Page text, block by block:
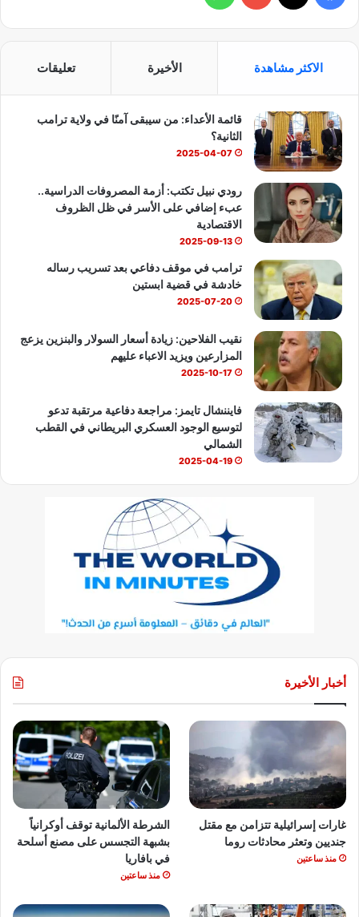
ي
و
ك
X
Y
T
u
e
ا
ا
ب
الاكثر مشاهدة الأخيرة تعليقات
قائمة الأعداء: من سيبقى آمنًا في ولاية ترامب
الثانية؟
2025-04-07
رودي نبيل تكتب: أزمة المصروفات الدراسية..
عبء إضافي على الأسر في ظل الظروف
الاقتصادية
2025-09-13
ترامب في موقف دفاعي بعد تسريب رساله
خادشة في قضية ابستين
2025-07-20
نقيب الفلاحين: زيادة أسعار السولار والبنزين يزعج
المزارعين ويزيد الاعباء عليهم
2025-10-17
فايننشال تايمز: مراجعة دفاعية مرتقبة تدعو
لتوسيع الوجود العسكري البريطاني في القطب
الشمالي
2025-04-19
أخبار الأخيرة
غارات إسرائيلية تتزامن مع مقتل
جنديين وتعثر محادثات روما
منذ ساعتين
الشرطة الألمانية توقف أوكرانياً
بشبهة التجسس على مصنع أسلحة
في بافاريا
منذ ساعتين